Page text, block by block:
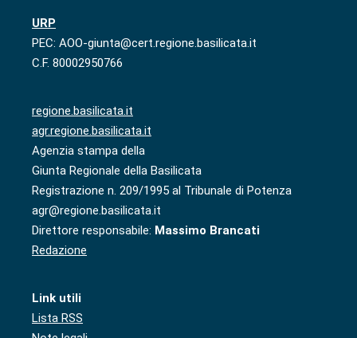
URP
PEC: AOO-giunta@cert.regione.basilicata.it
C.F. 80002950766
regione.basilicata.it
agr.regione.basilicata.it
Agenzia stampa della
Giunta Regionale della Basilicata
Registrazione n. 209/1995 al Tribunale di Potenza
agr@regione.basilicata.it
Direttore responsabile: Massimo Brancati
Redazione
Link utili
Lista RSS